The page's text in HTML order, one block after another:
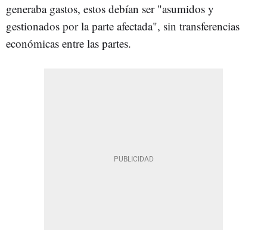
generaba gastos, estos debían ser "asumidos y
gestionados por la parte afectada", sin transferencias
económicas entre las partes.